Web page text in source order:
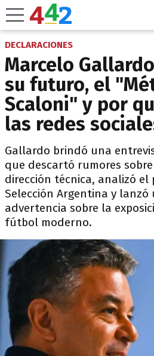
DECLARACIONES
Marcelo
su futuro, el
Scaloni" y por
las redes
Gallardo brindó una
que descartó rumores
dirección técnica, analizó el
Selección Argentina y lanzó
advertencia sobre la
fútbol moderno.